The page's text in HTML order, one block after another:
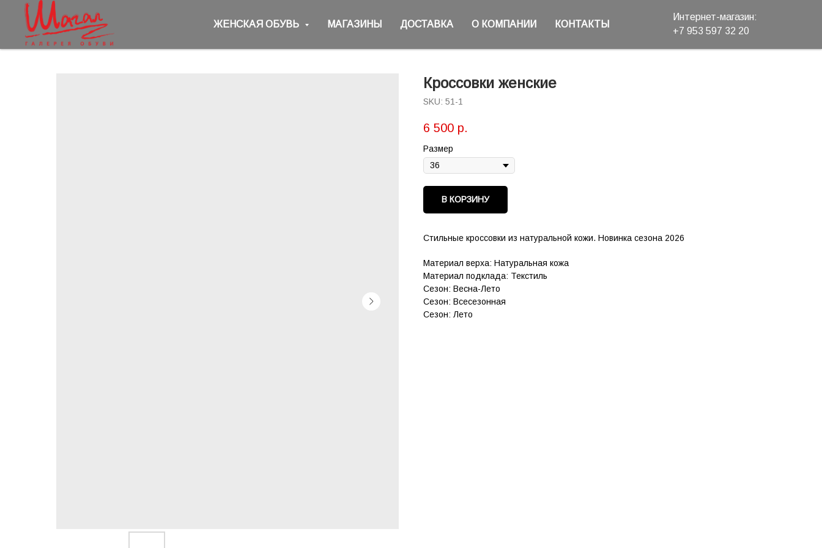
ЖЕНСКАЯ ОБУВЬ МАГАЗИНЫ ДОСТАВКА О КОМПАНИИ КОНТАКТЫ
Интернет-магазин:
+7 953 597 32 20ᅠ ᅠᅠᅠᅠ
Кроссовки женские
SKU: 51-1
6 500 р.
Размер
В КОРЗИНУ
Стильные кроссовки из натуральной кожи. Новинка сезона 2026
Материал верха: Натуральная кожа
Материал подклада: Текстиль
Сезон: Весна-Лето
Сезон: Всесезонная
Сезон: Лето